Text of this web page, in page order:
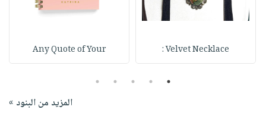
Velvet Necklace :
Any Quote of Your
1
2
3
4
5
المزيد من البنود »